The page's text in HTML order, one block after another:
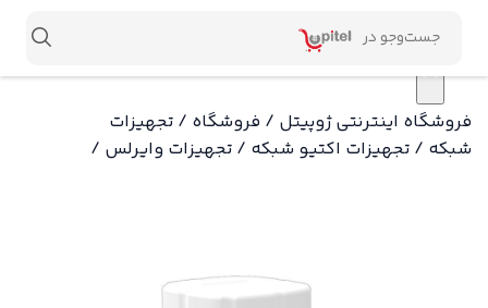
فروشگاه اینترنتی ژوپیتل / فروشگاه / تجهیزات
شبکه / تجهیزات اکتیو شبکه / تجهیزات وایرلس /
×